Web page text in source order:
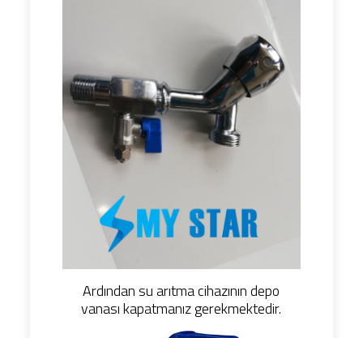
Ardından su arıtma cihazının depo
vanası kapatmanız gerekmektedir.